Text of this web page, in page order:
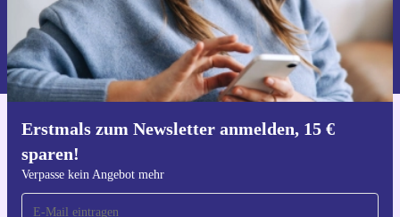
Erstmals zum Newsletter anmelden, 15 €
sparen!
Verpasse kein Angebot mehr
Gutschein anfordern
Informationen über die Verwendung personenbezogener Daten findest
du in unserer
Datenschutzerklärung.
Hol dir die refurbed-App